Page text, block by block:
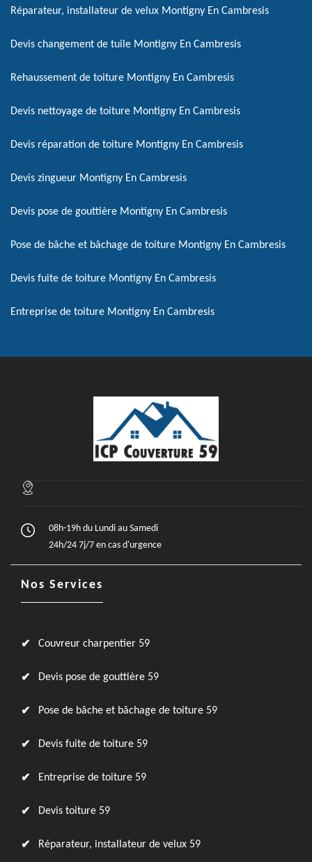
Réparateur, installateur de velux Montigny En Cambresis
Devis changement de tuile Montigny En Cambresis
Rehaussement de toiture Montigny En Cambresis
Devis nettoyage de toiture Montigny En Cambresis
Devis réparation de toiture Montigny En Cambresis
Devis zingueur Montigny En Cambresis
Devis pose de gouttière Montigny En Cambresis
Pose de bâche et bâchage de toiture Montigny En Cambresis
Devis fuite de toiture Montigny En Cambresis
Entreprise de toiture Montigny En Cambresis
08h-19h du Lundi au Samedi
24h/24 7j/7 en cas d'urgence
Nos Services
Couvreur charpentier 59
Devis pose de gouttière 59
Pose de bâche et bâchage de toiture 59
Devis fuite de toiture 59
Entreprise de toiture 59
Devis toiture 59
Réparateur, installateur de velux 59